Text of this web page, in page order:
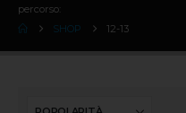
percorso:
SHOP
12-13